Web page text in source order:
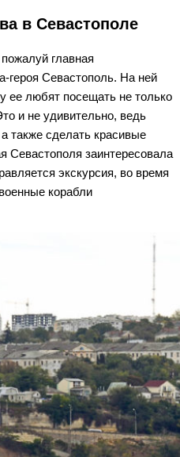
в Севастополе
главная
героя Севастополь. На ней
ее любят посещать не только
и не удивительно, ведь
также сделать красивые
Севастополя заинтересовала
экскурсия, во время
корабли